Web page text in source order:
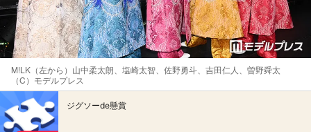
M!LK（左から）山中柔太朗、塩崎太智、佐野勇斗、吉田仁人、曽野舜太
（C）モデルプレス
ジグソーde懸賞